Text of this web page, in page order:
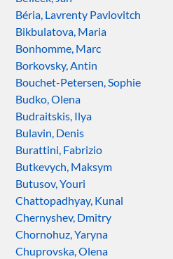
Béria, Lavrenty Pavlovitch
Bikbulatova, Maria
Bonhomme, Marc
Borkovsky, Antin
Bouchet-Petersen, Sophie
Budko, Olena
Budraitskis, Ilya
Bulavin, Denis
Burattini, Fabrizio
Butkevych, Maksym
Butusov, Youri
Chattopadhyay, Kunal
Chernyshev, Dmitry
Chornohuz, Yaryna
Chuprovska, Olena